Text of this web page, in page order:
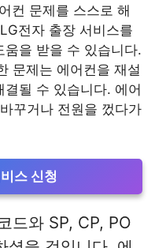
컨 문제를 스스로 해
전자 출장 서비스를
움을 받을 수 있습니다.
문제는 에어컨을 재설
될 수 있습니다. 에어
꾸거나 전원을 껐다가
스 신청
드와 SP, CP, PO